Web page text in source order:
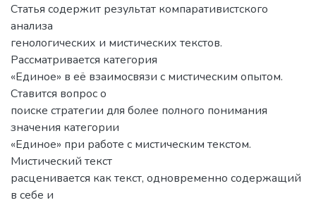
Статья содержит результат компаративистского
анализа
генологических и мистических текстов.
Рассматривается категория
«Единое» в её взаимосвязи с мистическим опытом.
Ставится вопрос о
поиске стратегии для более полного понимания
значения категории
«Единое» при работе с мистическим текстом.
Мистический текст
расценивается как текст, одновременно содержащий
в себе и